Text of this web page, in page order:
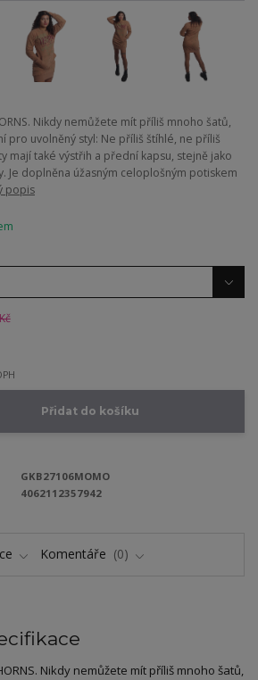
Nikdy nemůžete mít příliš mnoho šatů,
pro uvolněný styl: Ne příliš štíhlé, ne příliš
mají také výstřih a přední kapsu, stejně jako
Je doplněna úžasným celoplošným potiskem
popis
Přidat do košíku
GKB27106MOMO
4062112357942
Komentáře 0
Nikdy nemůžete mít příliš mnoho šatů,